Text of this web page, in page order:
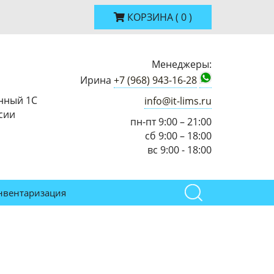
КОРЗИНА( 0)
1С
Менеджеры:
Ирина +7 (968) 943-16-28
info@it-lims.ru
пн-пт 9:00 – 21:00
сб 9:00 – 18:00
вс 9:00 - 18:00